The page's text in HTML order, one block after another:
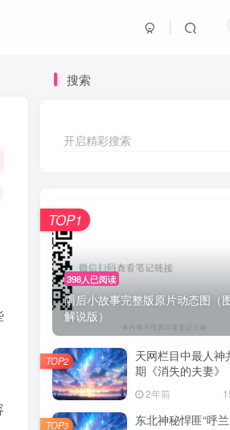
搜索
开启精彩搜索
398人已阅读
雨后小故事完整版原片动态图（
解说版）
TOP1
天网栏目中最人神
期《消失的夫妻》
2年前
TOP2
东北神秘悍匪“呼
TOP3